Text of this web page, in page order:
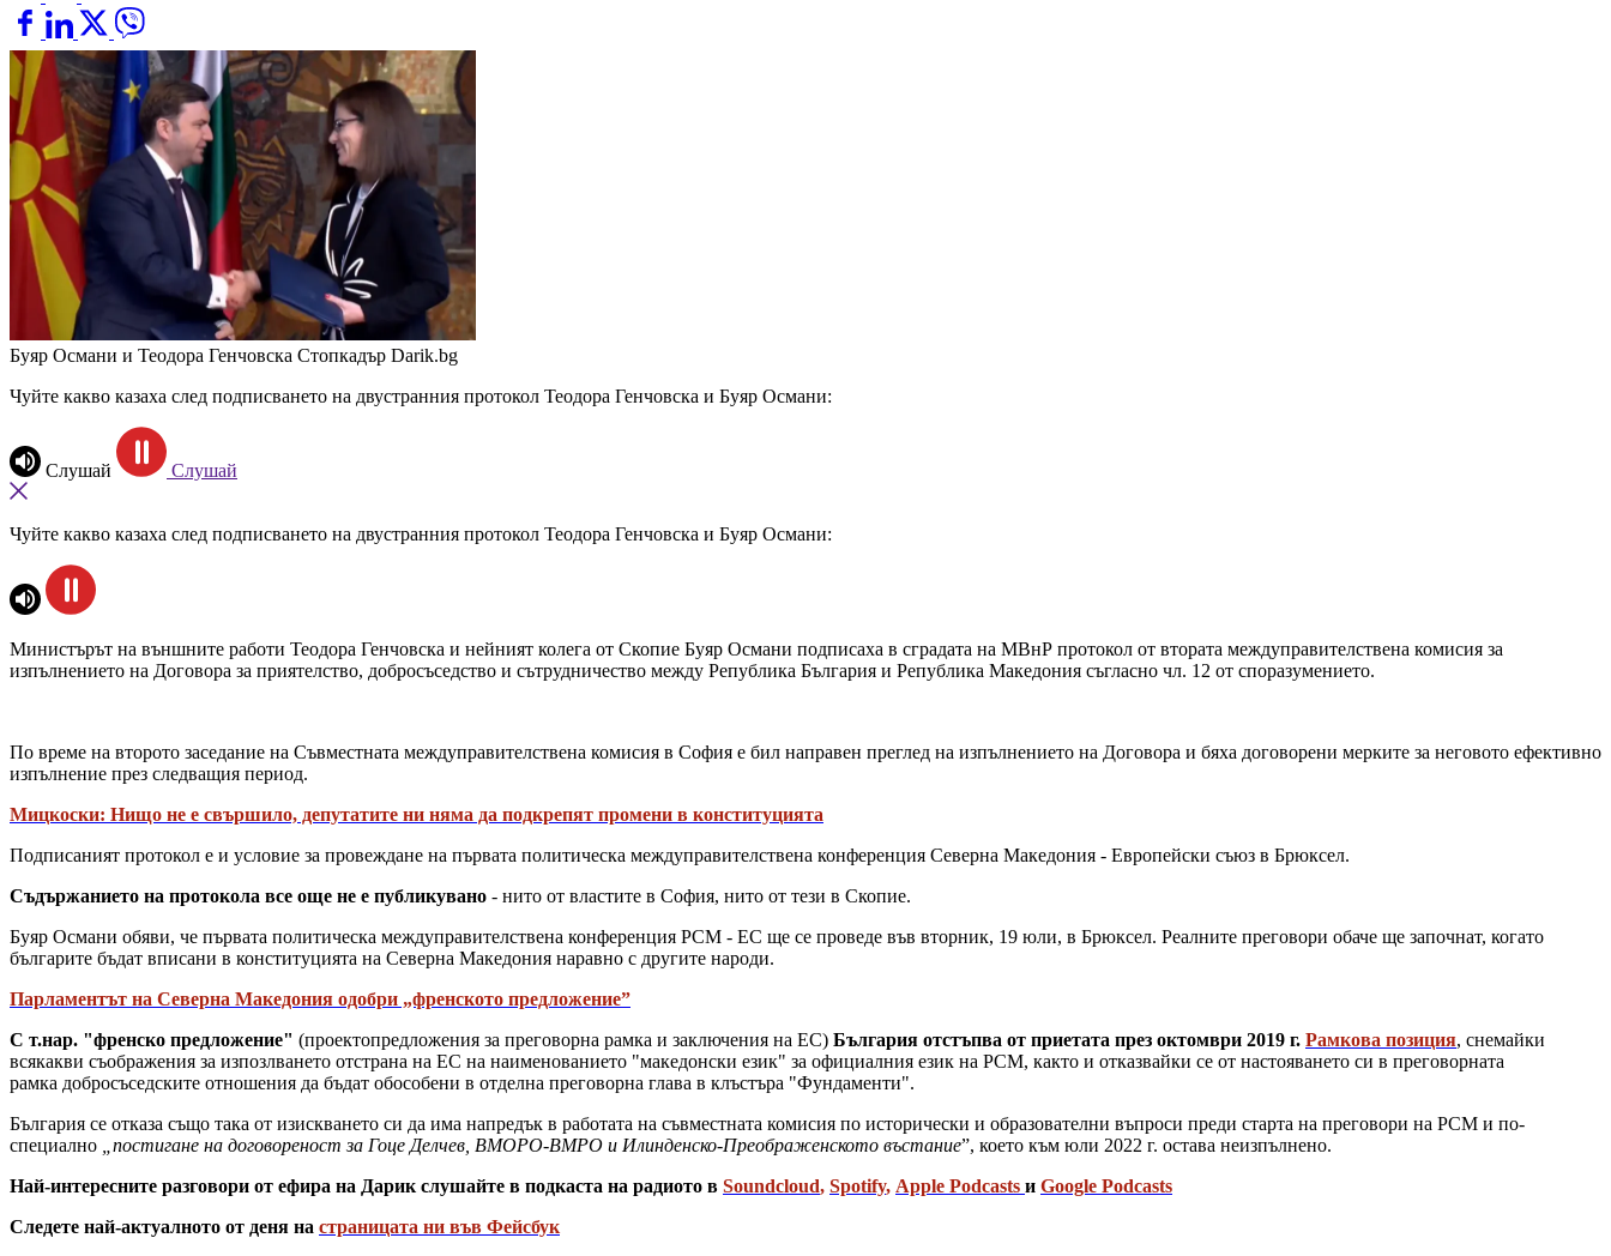
Буяр Османи и Теодора Генчовска Стопкадър Darik.bg
Чуйте какво казаха след подписването на двустранния протокол Теодора Генчовска и Буяр Османи:
Слушай Слушай
Чуйте какво казаха след подписването на двустранния протокол Теодора Генчовска и Буяр Османи:
Министърът на външните работи Теодора Генчовска и нейният колега от Скопие Буяр Османи подписаха в сградата на МВнР протокол от втората междуправителствена комисия за
изпълнението на Договора за приятелство, добросъседство и сътрудничество между Република България и Република Македония съгласно чл. 12 от споразумението.
По време на второто заседание на Съвместната междуправителствена комисия в София е бил направен преглед на изпълнението на Договора и бяха договорени мерките за неговото ефективно
изпълнение през следващия период.
Мицкоски: Нищо не е свършило, депутатите ни няма да подкрепят промени в конституцията
Подписаният протокол е и условие за провеждане на първата политическа междуправителствена конференция Северна Македония - Европейски съюз в Брюксел.
Съдържанието на протокола все още не е публикувано - нито от властите в София, нито от тези в Скопие.
Буяр Османи обяви, че първата политическа междуправителствена конференция РСМ - ЕС ще се проведе във вторник, 19 юли, в Брюксел. Реалните преговори обаче ще започнат, когато
българите бъдат вписани в конституцията на Северна Македония наравно с другите народи.
Парламентът на Северна Македония одобри „френското предложение”
С т.нар. "френско предложение" (проектопредложения за преговорна рамка и заключения на ЕС) България отстъпва от приетата през октомври 2019 г. Рамкова позиция, снемайки
всякакви съображения за изпозлването отстрана на ЕС на наименованието "македонски език" за официалния език на РСМ, както и отказвайки се от настояването си в преговорната
рамка добросъседските отношения да бъдат обособени в отделна преговорна глава в клъстъра "Фундаменти".
България се отказа също така от изискването си да има напредък в работата на съвместната комисия по исторически и образователни въпроси преди старта на преговори на РСМ и по-
специално
„постигане на договореност за Гоце Делчев, ВМОРО-ВМРО и Илинденско-Преображенското въстание”, което към юли 2022 г. остава неизпълнено.
Най-интересните разговори от ефира на Дарик слушайте в подкаста на радиото в Soundcloud, Spotify, Apple Podcasts и Google Podcasts
Следете най-актуалното от деня на страницата ни във Фейсбук